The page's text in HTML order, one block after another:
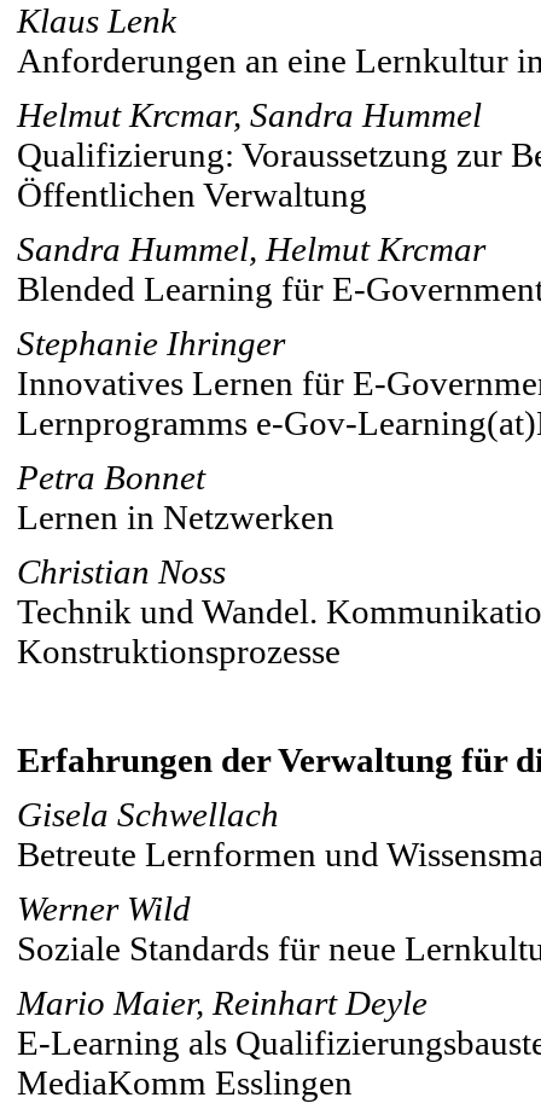
Klaus Lenk
Anforderungen an eine Lernkultur
Helmut Krcmar, Sandra Hummel
Qualifizierung: Voraussetzung zur
Öffentlichen Verwaltung
Sandra Hummel, Helmut Krcmar
Blended Learning für E-
Stephanie Ihringer
Innovatives Lernen für E-
Lernprogramms e-Gov-
Petra Bonnet
Lernen in Netzwerken
Christian Noss
Technik und Wandel.
Konstruktionsprozesse
Erfahrungen der Verwaltung für
Gisela Schwellach
Betreute Lernformen und
Werner Wild
Soziale Standards für neue
Mario Maier, Reinhart Deyle
E-Learning als
MediaKomm Esslingen